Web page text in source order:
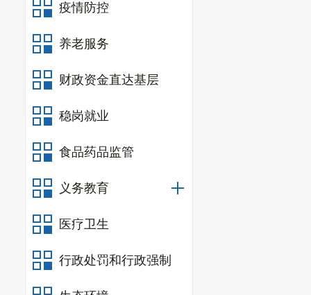
疫情防控
养老服务
财政资金直达基层
稳岗就业
食品药品监管
义务教育
医疗卫生
行政处罚和行政强制